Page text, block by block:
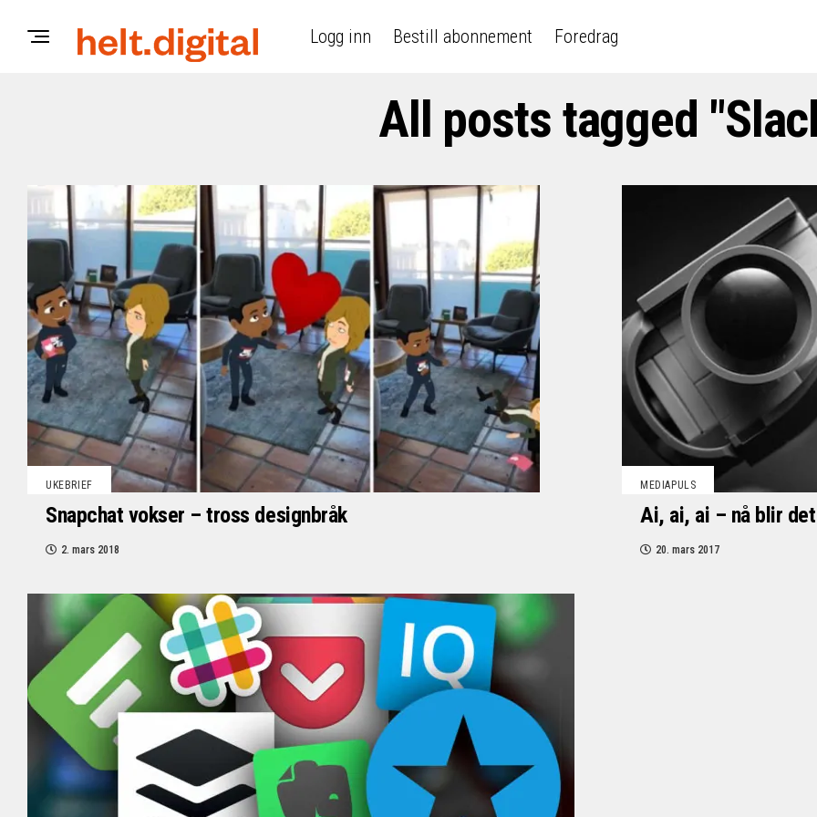
Logg inn Bestill abonnement Foredrag
All posts tagged
UKEBRIEF
Snapchat vokser – tross designbråk
2. mars 2018
MEDIAPULS
Ai, ai, ai – nå blir
20. mars 2017